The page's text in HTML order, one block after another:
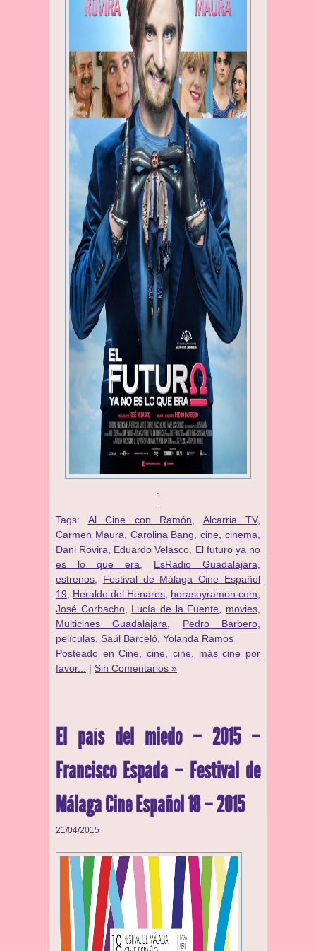
Tags: Al Cine con Ramón Alcarria TV,
Carmen Maura
Carolina Bang ,cine ,cinema
Dani Rovira
Eduardo Velasco
El futuro ya no
es lo que era
EsRadio Guadalajara
estrenos
Festival de Málaga Cine Español
19
Heraldo del Henares horasoyramon.com
José Corbacho, Lucía de la Fuente movies
Multicines Guadalajara
Pedro Barbero
películas Saúl Barceló Yolanda Ramos
Posteado enCine, cine, cine, más cine por
favor...
| Sin Comentarios »
El país del miedo – 2015 –
Francisco Espada – Festival de
Málaga Cine Español 18 – 2015
21/04/2015